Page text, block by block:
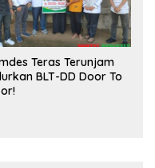
Teras Terunjam
BLT-DD Door To